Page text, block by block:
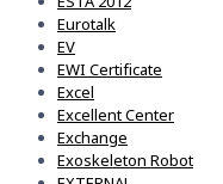
Eurotalk
EV
EWI Certificate
Excel
Excellent Center
Exchange
Exoskeleton Robot